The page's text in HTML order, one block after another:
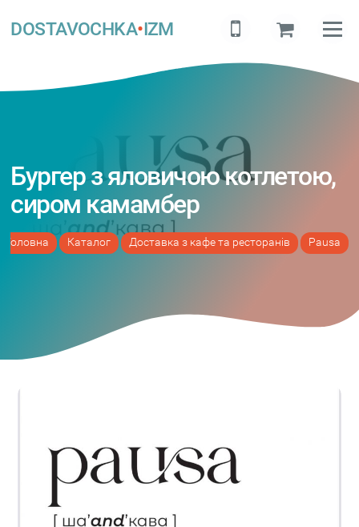
DOSTAVOCHKA•IZM
Бургер з яловичою котлетою,
сиром камамбер
Головна Каталог Доставка з кафе та ресторанів Pausa